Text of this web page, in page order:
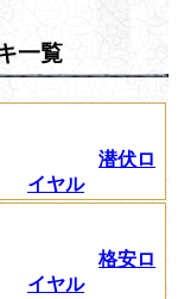
一覧
潜伏ロ
イヤル
格安ロ
イヤル